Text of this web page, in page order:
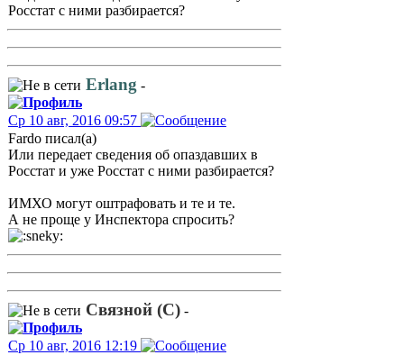
Росстат с ними разбирается?
Erlang -
Ср 10 авг, 2016 09:57
Fardo писал(а)
Или передает сведения об опаздавших в
Росстат и уже Росстат с ними разбирается?
ИМХО могут оштрафовать и те и те.
А не проще у Инспектора спросить?
Связной (С) -
Ср 10 авг, 2016 12:19